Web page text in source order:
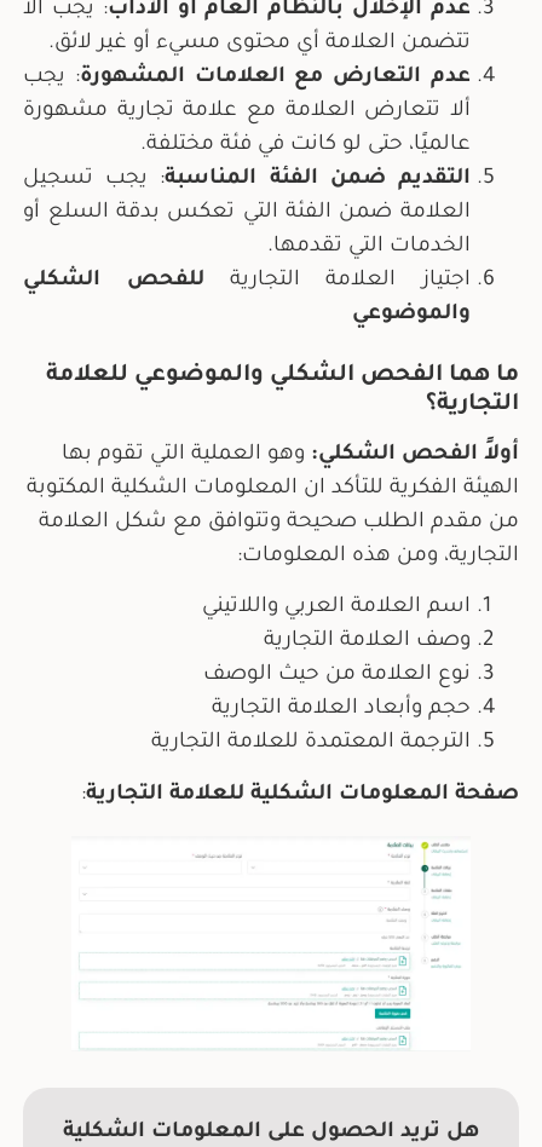
عدم الإخلال بالنظام العام أو الآداب: يجب ألا
تتضمن العلامة أي محتوى مسيء أو غير لائق.
عدم التعارض مع العلامات المشهورة: يجب
ألا تتعارض العلامة مع علامة تجارية مشهورة
عالميًا، حتى لو كانت في فئة مختلفة.
التقديم ضمن الفئة المناسبة: يجب تسجيل
العلامة ضمن الفئة التي تعكس بدقة السلع أو
الخدمات التي تقدمها.
اجتياز العلامة التجارية للفحص الشكلي
والموضوعي
ما هما الفحص الشكلي والموضوعي للعلامة
التجارية؟
أولاً الفحص الشكلي: وهو العملية التي تقوم بها
الهيئة الفكرية للتأكد ان المعلومات الشكلية المكتوبة
من مقدم الطلب صحيحة وتتوافق مع شكل العلامة
التجارية، ومن هذه المعلومات:
اسم العلامة العربي واللاتيني
وصف العلامة التجارية
نوع العلامة من حيث الوصف
حجم وأبعاد العلامة التجارية
الترجمة المعتمدة للعلامة التجارية
صفحة المعلومات الشكلية للعلامة التجارية:
هل تريد الحصول على المعلومات الشكلية